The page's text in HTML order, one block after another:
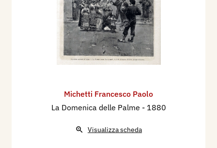
Michetti Francesco Paolo
La Domenica delle Palme - 1880
Visualizza scheda